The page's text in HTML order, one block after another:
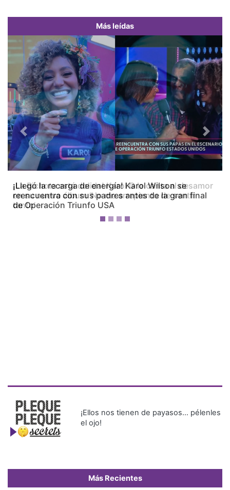
Más leídas
¡La Bichota está dolida! Karol G le canta al desamor
en su nuevo álbum ‘No me arrepiento de sentir
tanto’
Previous Next
¡Ellos nos tienen de payasos… pélenles
el ojo!
Más Recientes